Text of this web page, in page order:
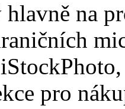
hlavně na
pro